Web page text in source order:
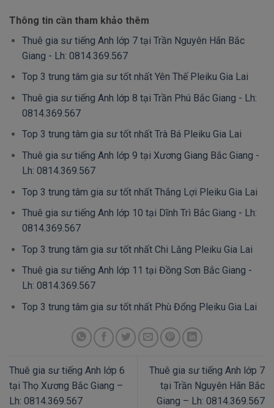
Thông tin cần tham khảo thêm
Thuê gia sư tiếng Anh lớp 7 tại Trần Nguyên Hãn Bắc
Giang - Lh: 0814.369.567
Top 3 trung tâm gia sư tốt nhất Yên Thế Pleiku Gia Lai
Thuê gia sư tiếng Anh lớp 8 tại Trần Phú Bắc Giang - Lh:
0814.369.567
Top 3 trung tâm gia sư tốt nhất Trà Bá Pleiku Gia Lai
Thuê gia sư tiếng Anh lớp 9 tại Xương Giang Bắc Giang -
Lh: 0814.369.567
Top 3 trung tâm gia sư tốt nhất Thắng Lợi Pleiku Gia Lai
Thuê gia sư tiếng Anh lớp 10 tại Dĩnh Trì Bắc Giang - Lh:
0814.369.567
Top 3 trung tâm gia sư tốt nhất Chi Lăng Pleiku Gia Lai
Thuê gia sư tiếng Anh lớp 11 tại Đồng Sơn Bắc Giang -
Lh: 0814.369.567
Top 3 trung tâm gia sư tốt nhất Phù Đổng Pleiku Gia Lai
Thuê gia sư tiếng Anh lớp 6
tại Thọ Xương Bắc Giang –
Lh: 0814.369.567
Thuê gia sư tiếng Anh lớp 7
tại Trần Nguyên Hãn Bắc
Giang – Lh: 0814.369.567